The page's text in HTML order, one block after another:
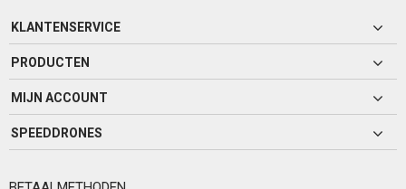
KLANTENSERVICE
PRODUCTEN
MIJN ACCOUNT
SPEEDDRONES